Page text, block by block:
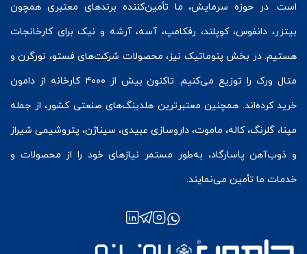
است. در حوزه سرمایش، ما تأمین‌کننده برندهای معتبری همچون
بیتزر، دانفوس،کوپلند، رفکامپ، آسه، آرشه و نیک برای کارخانجات
هستیم. در بخش پنوماتیک نیز، محصولات شرکت‌های فستو، نورگرن و
متال ورک
را توزیع می‌کنیم. تاکنون بیش از ۴۰۰۰ کارخانه از دامون
خرید کرده‌اند. همچنین معتبرترین هلدینگ‌های صنعتی کشور، از جمله
مپنا، گلرنگ، کاله، ماموت، داروسازی عبیدی، سیناژن، پتروشیمی شیراز
و ذوب‌آهن پاسارگاد، به‌طور مستمر نیازهای خود را از محصولات و
خدمات ما تأمین می‌نمایند.